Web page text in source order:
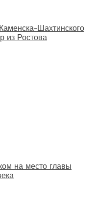
Шахтинского
из Ростова
на место главы